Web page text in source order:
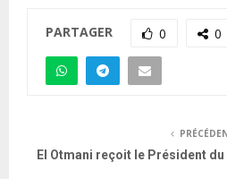
PARTAGER 0 0
El Otmani reçoit le Président du